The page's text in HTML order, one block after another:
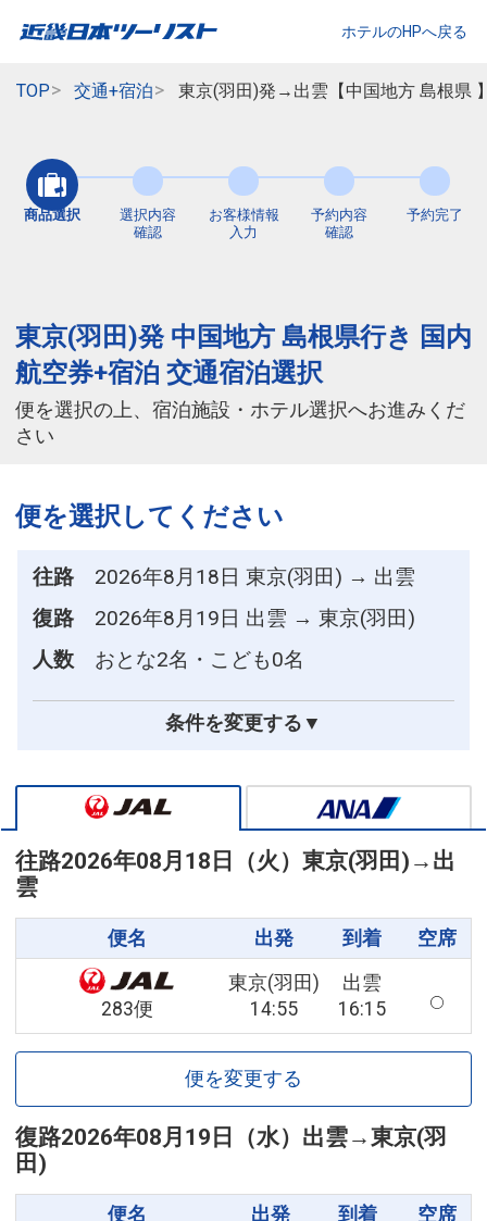
ホテルのHPへ戻る
TOP 交通+宿泊 東京(羽田)発→出雲【中国地方 島根県
商品選択
選択内容
確認
お客様情報
入力
予約内容
確認
予約完了
東京(羽田)発 中国地方 島根県行き 国内
航空券+宿泊 交通宿泊選択
便を選択の上、宿泊施設・ホテル選択へお進みくだ
さい
便を選択してください
往路
2026年8月18日 東京(羽田) → 出雲
復路
2026年8月19日 出雲 → 東京(羽田)
人数
おとな2名・こども0名
条件を変更する▼
往路2026年08月18日（火） 東京(羽田) → 出
雲
便名 出発 到着 空席
283便
東京(羽田)
14:55
出雲
16:15
便を変更する
復路2026年08月19日（水） 出雲→東京(羽
田)
便名 出発 到着 空席